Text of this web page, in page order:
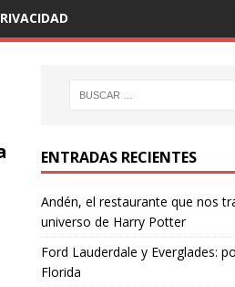
ENTRADAS RECIENTES
Andén, el restaurante que nos
universo de Harry Potter
Ford Lauderdale y Everglades:
Florida